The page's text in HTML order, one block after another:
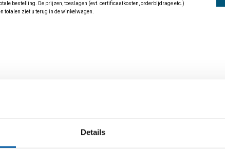
Details
bestelling. De prijzen, toeslagen (evt. certificaatkosten, orderbijdrage etc.)
totalen ziet u terug in de winkelwagen.